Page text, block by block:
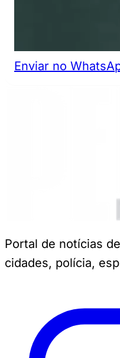
Enviar no
Portal de notícias
cidades, polícia,